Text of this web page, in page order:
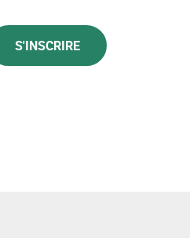
S'INSCRIRE